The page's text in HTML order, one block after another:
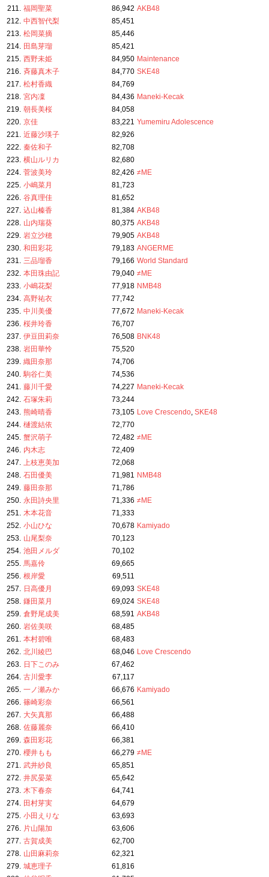
211. 福岡聖菜 86,942 AKB48
212. 中西智代梨
85,451
213. 松岡菜摘
85,446
214. 田島芽瑠
85,421
215. 西野未姫 84,950 Maintenance
216. 斉藤真木子 84,770 SKE48
217. 松村香織
84,769
218. 宮内凜 84,436 Maneki-Kecak
219. 朝長美桜
84,058
220. 京佳 83,221 Yumemiru Adolescence
221. 近藤沙瑛子
82,926
222. 秦佐和子
82,708
223. 横山ルリカ
82,680
224. 菅波美玲 82,426 ≠ME
225. 小嶋菜月
81,723
226. 谷真理佳
81,652
227. 込山榛香 81,384 AKB48
228. 山内瑞葵 80,375 AKB48
229. 岩立沙穂 79,905 AKB48
230. 和田彩花 79,183 ANGERME
231. 三品瑠香 79,166 World Standard
232. 本田珠由記 79,040 ≠ME
233. 小嶋花梨 77,918 NMB48
234. 高野祐衣
77,742
235. 中川美優 77,672 Maneki-Kecak
236. 桜井玲香
76,707
237. 伊豆田莉奈 76,508 BNK48
238. 岩田華怜
75,520
239. 織田奈那
74,706
240. 駒谷仁美
74,536
241. 藤川千愛 74,227 Maneki-Kecak
242. 石塚朱莉
73,244
243. 熊崎晴香 73,105 Love Crescendo, SKE48
244. 樋渡結依
72,770
245. 蟹沢萌子 72,482 ≠ME
246. 内木志
72,409
247. 上枝恵美加
72,068
248. 石田優美 71,981 NMB48
249. 藤田奈那
71,786
250. 永田詩央里 71,336 ≠ME
251. 木本花音
71,333
252. 小山ひな 70,678 Kamiyado
253. 山尾梨奈
70,123
254. 池田メルダ
70,102
255. 馬嘉伶
69,665
256. 根岸愛
69,511
257. 日高優月 69,093 SKE48
258. 鎌田菜月 69,024 SKE48
259. 倉野尾成美 68,591 AKB48
260. 岩佐美咲
68,485
261. 本村碧唯
68,483
262. 北川綾巴 68,046 Love Crescendo
263. 日下このみ
67,462
264. 古川愛李
67,117
265. 一ノ瀬みか 66,676 Kamiyado
266. 篠崎彩奈
66,561
267. 大矢真那
66,488
268. 佐藤麗奈
66,410
269. 森田彩花
66,381
270. 櫻井もも 66,279 ≠ME
271. 武井紗良
65,851
272. 井尻晏菜
65,642
273. 木下春奈
64,741
274. 田村芽実
64,679
275. 小田えりな
63,693
276. 片山陽加
63,606
277. 古賀成美
62,700
278. 山田麻莉奈
62,321
279. 城恵理子
61,816